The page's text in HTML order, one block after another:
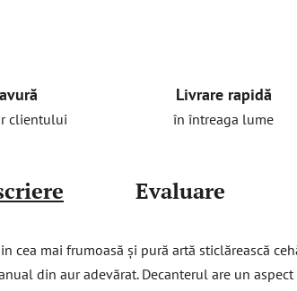
clientului
Livrare rapidă
în întreaga lume
Evaluare
mai frumoasă și pură artă sticlărească
din aur adevărat. Decanterul are un